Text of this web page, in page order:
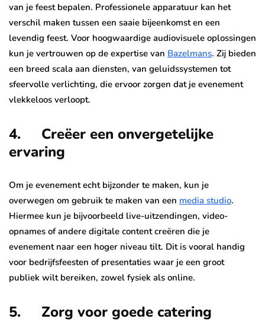
van je feest bepalen. Professionele apparatuur kan het
verschil maken tussen een saaie bijeenkomst en een
levendig feest. Voor hoogwaardige audiovisuele oplossingen
kun je vertrouwen op de expertise van Bazelmans. Zij bieden
een breed scala aan diensten, van geluidssystemen tot
sfeervolle verlichting, die ervoor zorgen dat je evenement
vlekkeloos verloopt.
4. Creëer een onvergetelijke
ervaring
Om je evenement echt bijzonder te maken, kun je
overwegen om gebruik te maken van een media studio.
Hiermee kun je bijvoorbeeld live-uitzendingen, video-
opnames of andere digitale content creëren die je
evenement naar een hoger niveau tilt. Dit is vooral handig
voor bedrijfsfeesten of presentaties waar je een groot
publiek wilt bereiken, zowel fysiek als online.
5. Zorg voor goede catering